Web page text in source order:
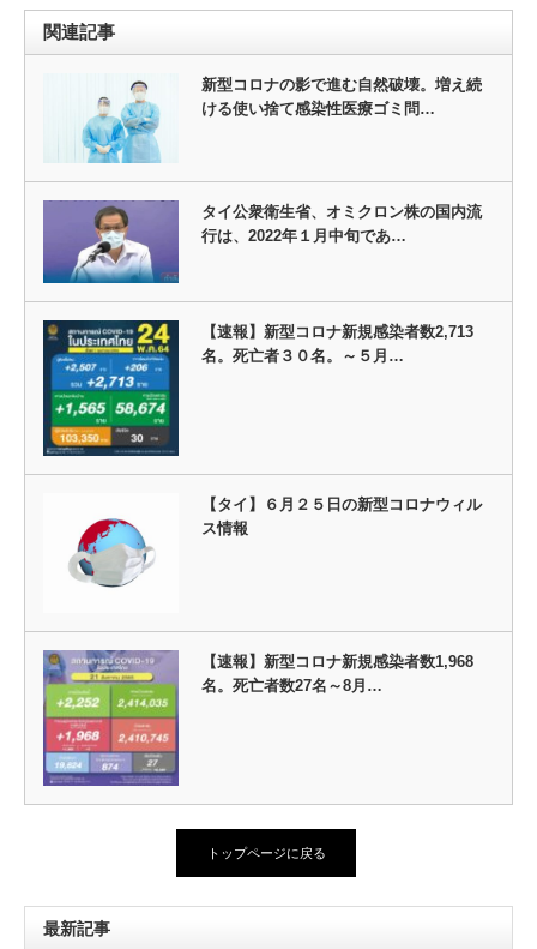
関連記事
新型コロナの影で進む自然破壊。増え続
ける使い捨て感染性医療ゴミ問…
タイ公衆衛生省、オミクロン株の国内流
行は、2022年１月中旬であ…
【速報】新型コロナ新規感染者数2,713
名。死亡者３０名。～５月…
【タイ】６月２５日の新型コロナウィル
ス情報
【速報】新型コロナ新規感染者数1,968
名。死亡者数27名～8月…
トップページに戻る
最新記事